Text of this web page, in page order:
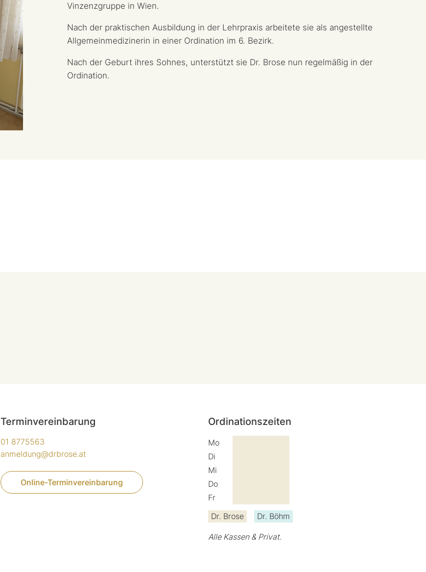
Vinzenzgruppe in Wien.
Nach der praktischen Ausbildung in der Lehrpraxis arbeitete sie als angestellte
Allgemeinmedizinerin in einer Ordination im 6. Bezirk.
Nach der Geburt ihres Sohnes, unterstützt sie Dr. Brose nun regelmäßig in der
Ordination.
Terminvereinbarung
01 8775563
anmeldung@drbrose.at
Online-Terminvereinbarung
Ordinationszeiten
Mo
Di
Mi
Do
Fr
Dr. Brose
Dr. Böhm
Alle Kassen & Privat.